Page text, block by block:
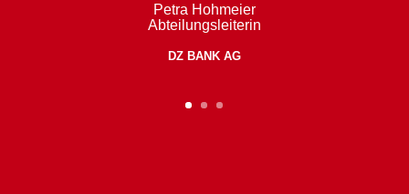
Petra Hohmeier
Abteilungsleiterin
DZ BANK AG
Andreas Thonhauser
Abteilungsleiter Kredit